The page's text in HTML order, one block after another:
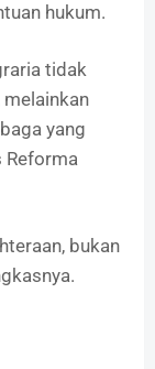
hukum.
tidak
yang
Reforma
bukan